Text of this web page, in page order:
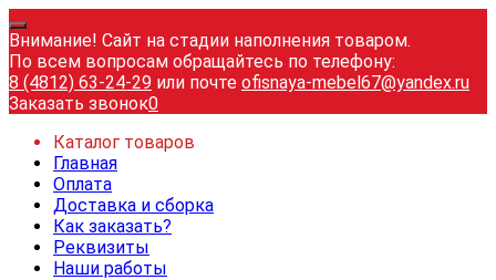
Внимание! Сайт на стадии наполнения товаром.
По всем вопросам обращайтесь по телефону:
8 (4812) 63-24-29 или почте ofisnaya-mebel67@yandex.ru
Заказать звонок0
Каталог товаров
Главная
Оплата
Доставка и сборка
Как заказать?
Реквизиты
Наши работы